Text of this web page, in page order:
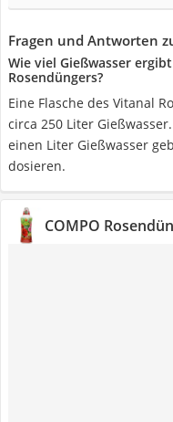
Fragen und Antworten
Wie viel Gießwasser
Rosendüngers?
Eine Flasche des Vitanal
circa 250 Liter
einen Liter Gießwasser
dosieren.
COMPO